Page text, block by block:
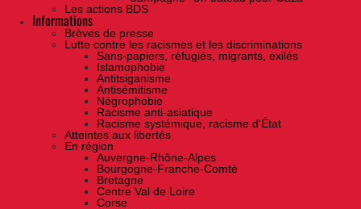
Les actions BDS
Informations
Brèves de presse
Lutte contre les racismes et les discriminations
Sans-papiers, réfugiés, migrants, exilés
Islamophobie
Antitsiganisme
Antisémitisme
Négrophobie
Racisme anti-asiatique
Racisme systémique, racisme d'État
Atteintes aux libertés
En région
Auvergne-Rhône-Alpes
Bourgogne-Franche-Comté
Bretagne
Centre Val de Loire
Corse